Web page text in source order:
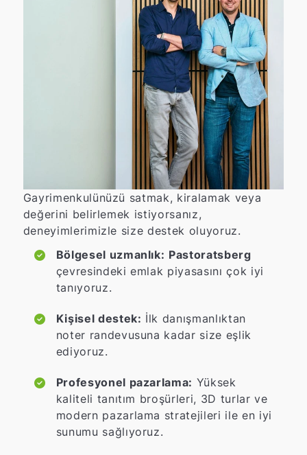
Gayrimenkulünüzü satmak, kiralamak veya
değerini belirlemek istiyorsanız,
deneyimlerimizle size destek oluyoruz.
Bölgesel uzmanlık: Pastoratsberg
çevresindeki emlak piyasasını çok iyi
tanıyoruz.
Kişisel destek: İlk danışmanlıktan
noter randevusuna kadar size eşlik
ediyoruz.
Profesyonel pazarlama: Yüksek
kaliteli tanıtım broşürleri, 3D turlar ve
modern pazarlama stratejileri ile en iyi
sunumu sağlıyoruz.